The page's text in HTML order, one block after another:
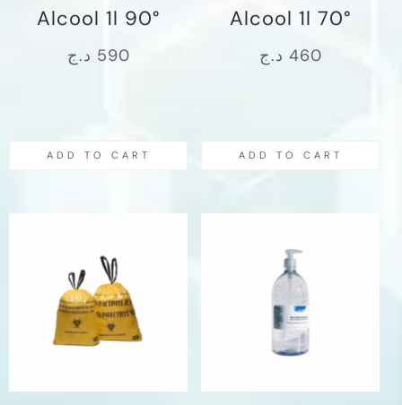
Alcool 1l 90°
590 د.ج
ADD TO CART
Alcool 1l 70°
460 د.ج
ADD TO CART